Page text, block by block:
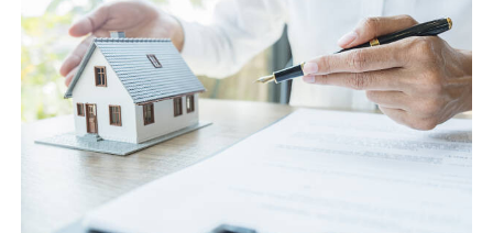
ALERTE IMMO